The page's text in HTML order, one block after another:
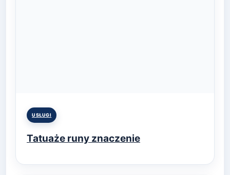
Posted
USŁUGI
Tatuaże runy znaczenie